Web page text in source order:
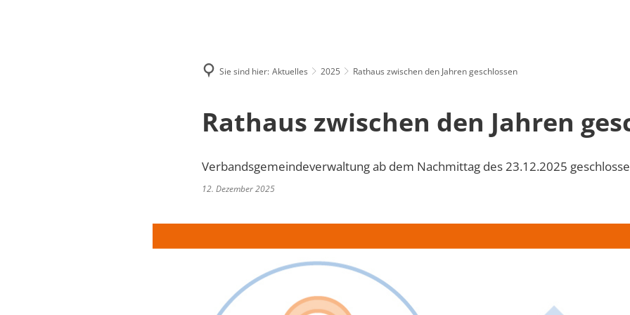
Sie sind hier: Aktuelles 2025 Rathaus zwischen den Jahren geschlossen
Rathaus zwischen den Jahren
Verbandsgemeindeverwaltung ab dem Nachmittag des 23.12.2025
12. Dezember 2025